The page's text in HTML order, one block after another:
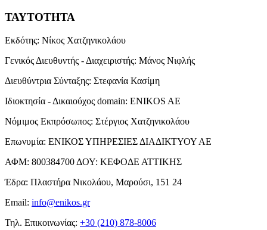
ΤΑΥΤΟΤΗΤΑ
Εκδότης: Νίκος Χατζηνικολάου
Γενικός Διευθυντής - Διαχειριστής: Μάνος Νιφλής
Διευθύντρια Σύνταξης: Στεφανία Κασίμη
Ιδιοκτησία - Δικαιούχος domain: ENIKOS AE
Νόμιμος Εκπρόσωπος: Στέργιος Χατζηνικολάου
Επωνυμία: ΕΝΙΚΟΣ ΥΠΗΡΕΣΙΕΣ ΔΙΑΔΙΚΤΥΟΥ ΑΕ
ΑΦΜ: 800384700 ΔΟΥ: ΚΕΦΟΔΕ ΑΤΤΙΚΗΣ
Έδρα: Πλαστήρα Νικολάου, Μαρούσι, 151 24
Email: info@enikos.gr
Τηλ. Επικοινωνίας: +30 (210) 878-8006